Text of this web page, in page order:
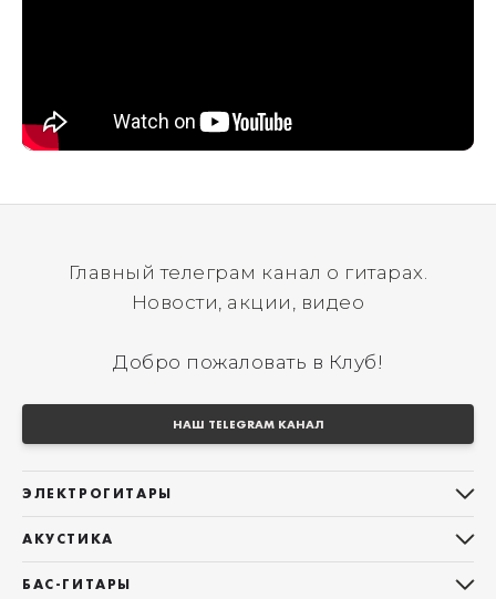
Главный телеграм канал о гитарах.
Новости, акции, видео
Добро пожаловать в Клуб!
НАШ TELEGRAM КАНАЛ
ЭЛЕКТРОГИТАРЫ
Telecaster
АКУСТИКА
БАС-ГИТАРЫ